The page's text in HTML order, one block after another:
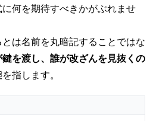
何を期待すべきかがぶれませ
は名前を丸暗記することではな
を渡し、誰が改ざんを見抜くの
指します。